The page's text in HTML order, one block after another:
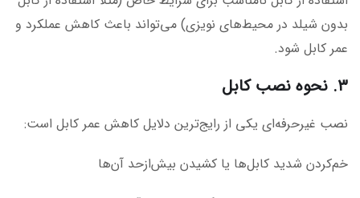
بدون شیلد در محیط‌های نویزی) می‌تواند باعث کاهش عملکرد و
عمر کابل شود.
۳. نحوه نصب کابل
نصب غیرحرفه‌ای یکی از رایج‌ترین دلایل کاهش عمر کابل است:
خم‌کردن شدید کابل‌ها یا کشیدن بیش‌ازحد آن‌ها